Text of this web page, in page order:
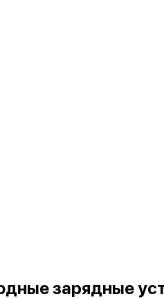
зарядные